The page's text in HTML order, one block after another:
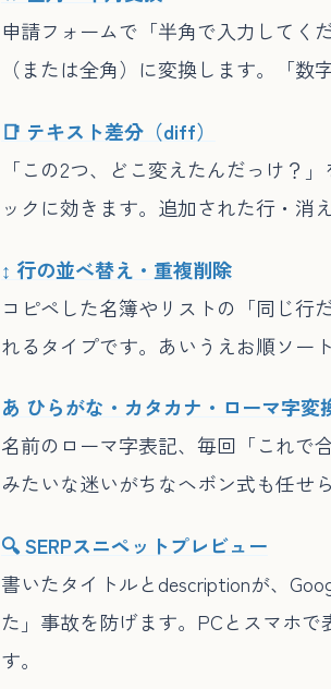
申請フォームで「半角で入力してく
（または全角）に変換します。「
📑 テキスト差分（diff）
「この2つ、どこ変えたんだっけ？
ックに効きます。追加された行・消
↕️ 行の並べ替え・重複削除
コピペした名簿やリストの「同じ行
れるタイプです。あいうえお順ソー
あ ひらがな・カタカナ・ローマ字変
名前のローマ字表記、毎回「これ
みたいな迷いがちなヘボン式も任せ
🔍 SERPスニペットプレビュー
書いたタイトルとdescriptionが、
た」事故を防げます。PCとスマホ
す。